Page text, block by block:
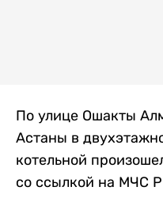
По улице Ошакты
Астаны в
котельной
со ссылкой на МЧС